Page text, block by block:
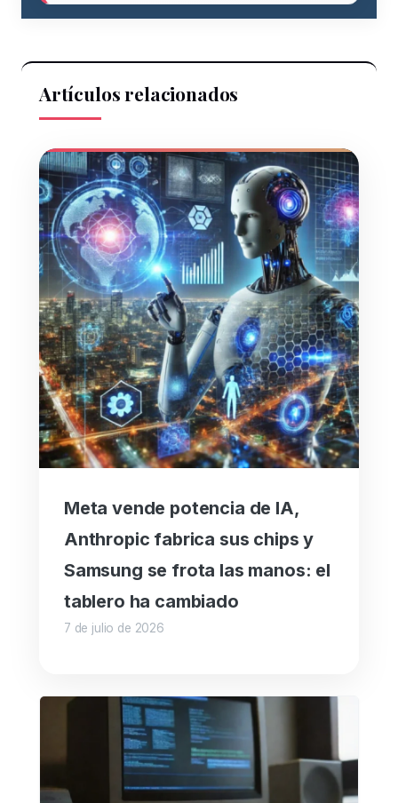
Artículos relacionados
Meta vende potencia de IA,
Anthropic fabrica sus chips y
Samsung se frota las manos: el
tablero ha cambiado
7 de julio de 2026